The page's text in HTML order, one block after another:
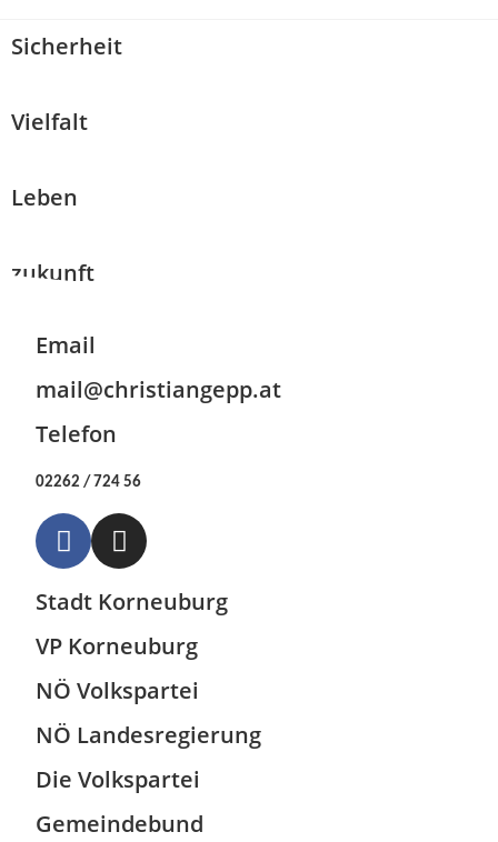
Sicherheit
Vielfalt
Leben
zukunft
Email
mail@christiangepp.at
Telefon
02262 / 724 56
Stadt Korneuburg
VP Korneuburg
NÖ Volkspartei
NÖ Landesregierung
Die Volkspartei
Gemeindebund